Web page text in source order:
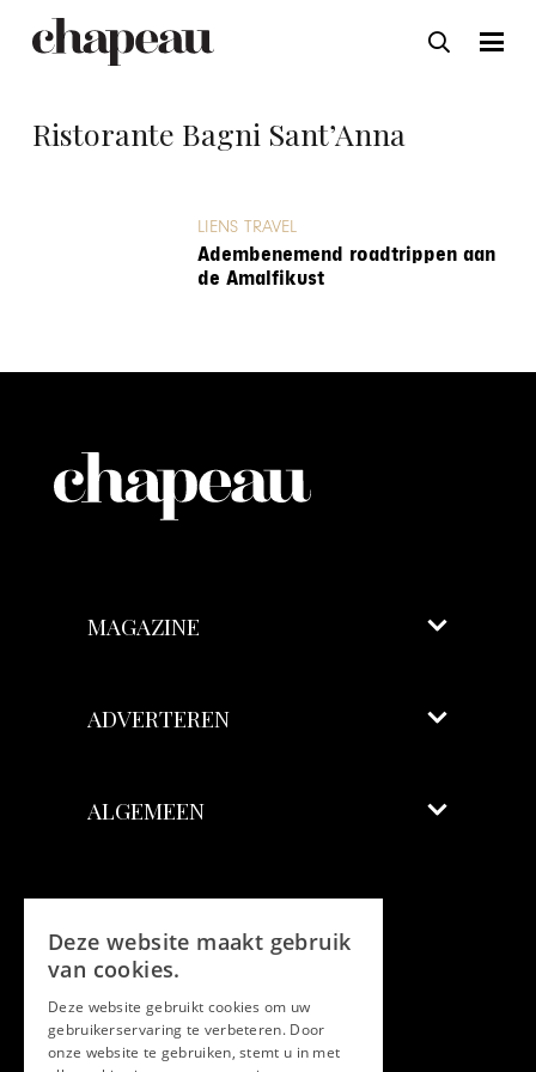
Ristorante Bagni Sant’Anna
LIENS TRAVEL
Adembenemend roadtrippen aan
de Amalfikust
MAGAZINE
ADVERTEREN
ALGEMEEN
Facebook
Twitter
Deze website maakt gebruik
van cookies.
Deze website gebruikt cookies om uw
gebruikerservaring te verbeteren. Door
onze website te gebruiken, stemt u in met